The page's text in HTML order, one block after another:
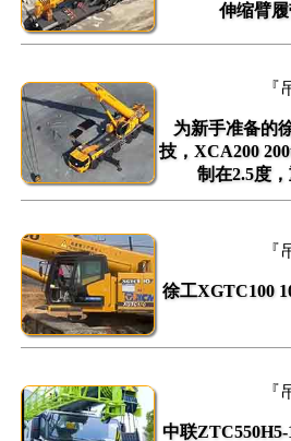
伸缩臂
『
为新手准备的
技，XCA200
制在2.5度
『
徐工XGTC100
『
中联